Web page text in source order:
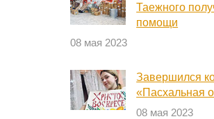
Таежного
помощи
08 мая 2023
Завершился
«Пасхальная
08 мая 2023